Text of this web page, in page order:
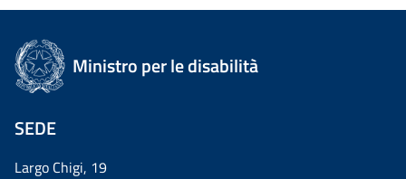
Ministro per le disabilità
SEDE
Largo Chigi, 19